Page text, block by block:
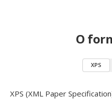
O
XPS
XPS (XML Paper